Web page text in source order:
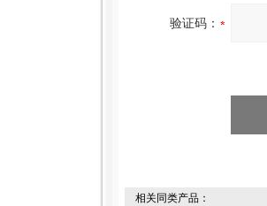
验证码：
相关同类产品：